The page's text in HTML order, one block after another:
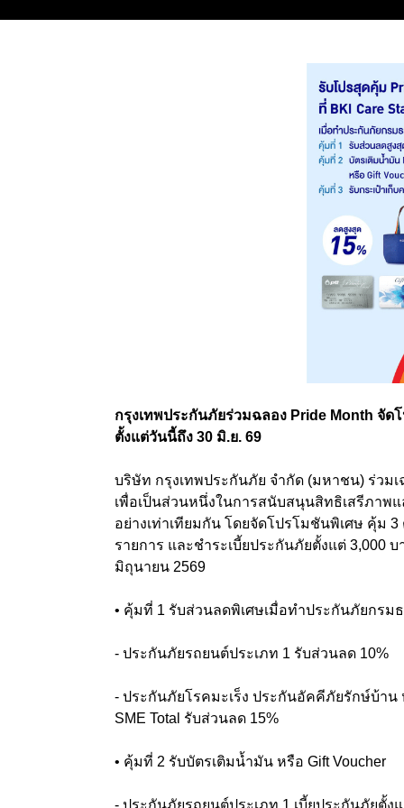
กรุงเทพประกันภัยร่วมฉลอง Pride Month จั
ตั้งแต่วันนี้ถึง 30 มิ.ย. 69
บริษัท กรุงเทพประกันภัย จำกัด (มหาชน) ร่วม
เพื่อเป็นส่วนหนึ่งในการสนับสนุนสิทธิเสรีภาพ
อย่างเท่าเทียมกัน โดยจัดโปรโมชันพิเศษ คุ้ม
รายการ และชำระเบี้ยประกันภัยตั้งแต่ 3,000
มิถุนายน 2569
• คุ้มที่ 1 รับส่วนลดพิเศษเมื่อทำประกันภัยกรม
- ประกันภัยรถยนต์ประเภท 1 รับส่วนลด 10%
- ประกันภัยโรคมะเร็ง ประกันอัคคีภัยรักษ์บ้า
SME Total รับส่วนลด 15%
• คุ้มที่ 2 รับบัตรเติมน้ำมัน หรือ Gift Voucher
- ประกันภัยรถยนต์ประเภท 1 เบี้ยประกันภัยตั้